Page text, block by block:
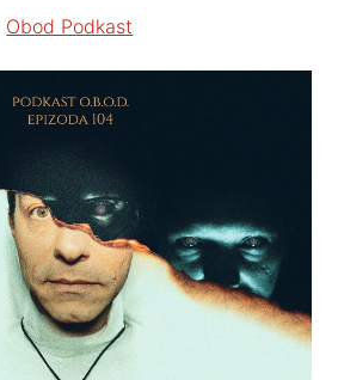
Obod Podkast